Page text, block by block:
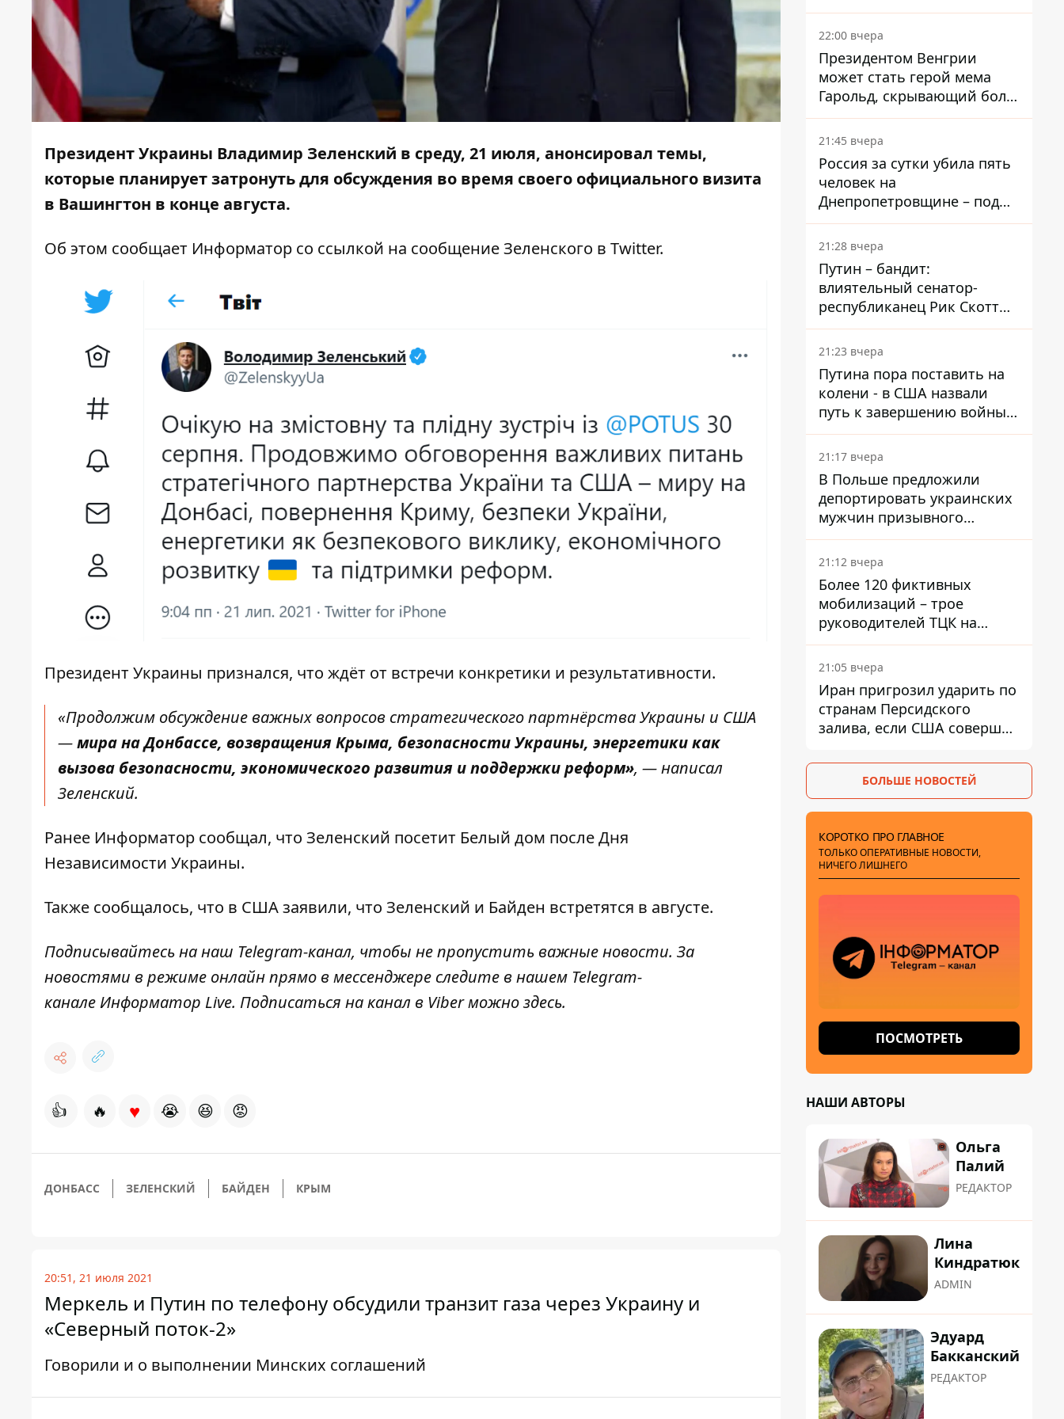
Президент Украины Владимир Зеленский в среду, 21 июля, анонсировал темы,
которые планирует затронуть для обсуждения во время своего официального визита
в Вашингтон в конце августа.
Об этом сообщает Информатор со ссылкой на сообщениеЗеленского в Twitter.
Президент Украины признался, что ждёт от встречи конкретики и результативности.
«Продолжим обсуждение важных вопросов стратегического партнёрства Украины и США
—мира на Донбассе, возвращения Крыма, безопасности Украины, энергетики как
вызова безопасности, экономического развития и поддержки реформ», — написал
Зеленский.
Ранее Информатор сообщал, что Зеленский посетит Белый дом после Дня
Независимости Украины.
Также сообщалось, что в США заявили, что Зеленский и Байден встретятся в августе.
Подписывайтесь на наш Telegram-канал, чтобы не пропустить важные новости. За
новостями в режиме онлайн прямо в мессенджере следите в нашем Telegram-
канале Информатор Live. Подписаться на канал в Viber можноздесь.
👍 🔥 ♥ 😭 😆 😡
ДОНБАСС ЗЕЛЕНСКИЙ БАЙДЕН КРЫМ
20:51, 21 июля 2021
Меркель и Путин по телефону обсудили транзит газа через Украину и
«Северный поток-2»
Говорили и о выполнении Минских соглашений
вкладывает миллионы
22:00 вчера
Президентом Венгрии
может стать герой мема
Гарольд, скрывающий боль
– он возглавил народное
голосование
21:45 вчера
Россия за сутки убила пять
человек на
Днепропетровщине – под
ударами оказались пять
районов области
21:28 вчера
Путин – бандит:
влиятельный сенатор-
республиканец Рик Скотт
призвал Конгресс привлечь
РФ к ответственности за
войну в Украине
21:23 вчера
Путина пора поставить на
колени - в США назвали
путь к завершению войны -
National Security Journal
21:17 вчера
В Польше предложили
депортировать украинских
мужчин призывного
возраста - кого это может
затронуть
21:12 вчера
Более 120 фиктивных
мобилизаций – трое
руководителей ТЦК на
Волыни и Буковине
получили подозрения за
фейковые отчеты
21:05 вчера
Иран пригрозил ударить по
странам Персидского
залива, если США совершат
БОЛЬШЕ НОВОСТЕЙ
КОРОТКО ПРО ГЛАВНОЕ
ТОЛЬКО ОПЕРАТИВНЫЕ НОВОСТИ,
НИЧЕГО ЛИШНЕГО
ПОСМОТРЕТЬ
НАШИ АВТОРЫ
Ольга
Палий
РЕДАКТОР
Лина
Киндратюк
ADMIN
Эдуард
Бакканский
РЕДАКТОР